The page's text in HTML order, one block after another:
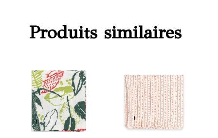
Produits similaires